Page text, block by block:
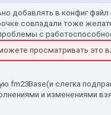
добавлять в конфиг
совпадали тоже
с
просматривать это
fm23Base(и слегка
и изменениями